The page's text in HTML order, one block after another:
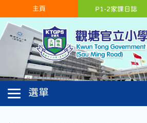
主頁 P1-2家課日誌